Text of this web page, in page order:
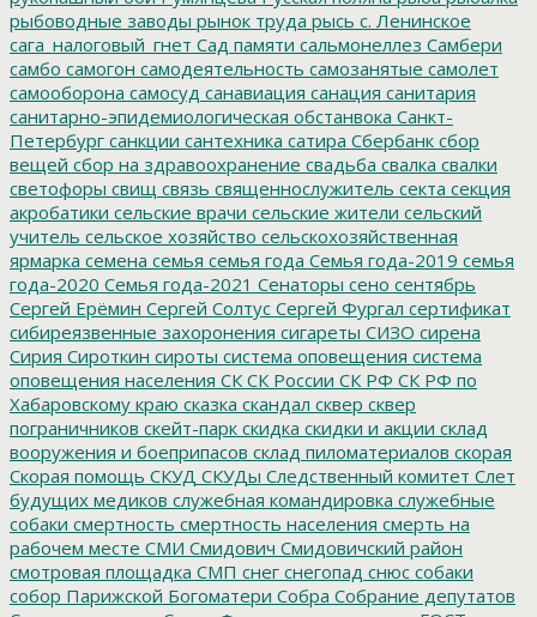
рыбоводные заводы рынок труда рысь с. Ленинское
сага_налоговый_гнет Сад памяти сальмонеллез Самбери
самбо самогон самодеятельность самозанятые самолет
самооборона самосуд санавиация санация санитария
санитарно-эпидемиологическая обстанвока Санкт-
Петербург санкции сантехника сатира Сбербанк сбор
вещей сбор на здравоохранение свадьба свалка свалки
светофоры свищ связь священнослужитель секта секция
акробатики сельские врачи сельские жители сельский
учитель сельское хозяйство сельскохозяйственная
ярмарка семена семья семья года Семья года-2019 семья
года-2020 Семья года-2021 Сенаторы сено сентябрь
Сергей Ерёмин Сергей Солтус Сергей Фургал сертификат
сибиреязвенные захоронения сигареты СИЗО сирена
Сирия Сироткин сироты система оповещения система
оповещения населения СК СК России СК РФ СК РФ по
Хабаровскому краю сказка скандал сквер сквер
пограничников скейт-парк скидка скидки и акции склад
вооружения и боеприпасов склад пиломатериалов скорая
Скорая помощь СКУД СКУДы Следственный комитет Слет
будущих медиков служебная командировка служебные
собаки смертность смертность населения смерть на
рабочем месте СМИ Смидович Смидовичский район
смотровая площадка СМП снег снегопад снюс собаки
собор Парижской Богоматери Собра Собрание депутатов